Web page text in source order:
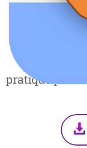
Aurelux
pratique pour